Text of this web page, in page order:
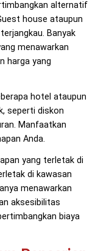
alternatif
house ataupun
Banyak
menawarkan
harga yang
hotel ataupun
seperti diskon
Manfaatkan
Anda.
yang terletak di
di kawasan
menawarkan
aksesibilitas
biaya